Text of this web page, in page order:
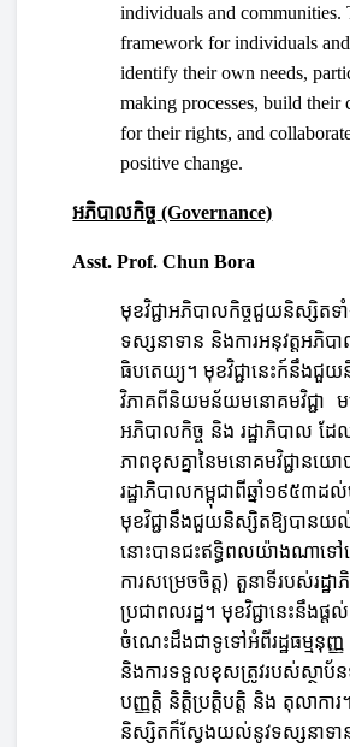
individuals and communities.
framework for individuals
identify their own needs,
making processes, build their
for their rights, and
positive change.
អភិបាលកិច្ច (Governance)
Asst. Prof. Chun Bora
មុខវិជ្ជាអភិបាលកិច្ចជួយនិស្សិត
ទស្សនាទាន និងការអនុវត្តអភិប
ធិបតេយ្យ។ មុខវិជ្ជានេះក៍នឹង
វិភាគពីនិយមន័យមនោគមវិជ្ជា
អភិបាលកិច្ច និង រដ្ឋាភិបាល
ភាពខុសគ្នានៃមនោគមវិជ្ជានយោ
រដ្ឋាភិបាលកម្ពុជាពីឆ្នាំ១៩៥៣ដ
មុខវិជ្ជានឹងជួយនិស្សិតឱ្យបានយល់
នោះបានជះឥទ្ធិពលយ៉ាងណាទ
ការសម្រេចចិត្ត) តួនាទីរបស់រដ្
ប្រជាពលរដ្ឋ។ មុខវិជ្ជានេះនឹងផ្
ចំណេះដឹងជាទូទៅអំពីរដ្ឋធម្មនុ
និងការទទួលខុសត្រូវរបស់ស្ថាប័ន
បញ្ញត្តិ និត្តិប្រត្តិបត្តិ និង តុលាការ
និស្សិតក៏ស្វែងយល់នូវទស្សនាទា